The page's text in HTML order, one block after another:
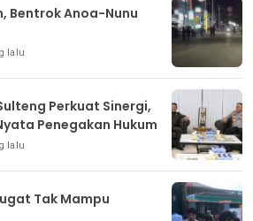
Bentrok Anoa-Nunu
lalu
Perkuat Sinergi,
Penegakan Hukum
lalu
Tak Mampu